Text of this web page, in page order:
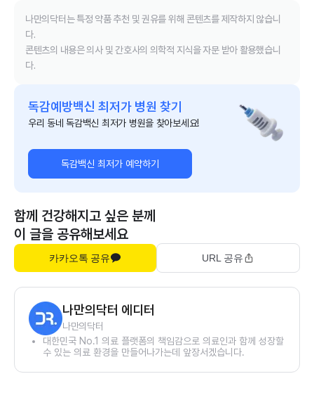
나만의닥터는 특정 약품 추천 및 권유를 위해 콘텐츠를 제작하지 않습니
다.
콘텐츠의 내용은 의사 및 간호사의 의학적 지식을 자문 받아 활용했습니
다.
독감예방백신 최저가 병원 찾기
우리 동네 독감백신 최저가 병원을 찾아보세요!
독감백신 최저가 예약하기
함께 건강해지고 싶은 분께
이 글을 공유해보세요
카카오톡 공유 URL 공유
나만의닥터 에디터
나만의닥터
대한민국 No.1 의료 플랫폼의 책임감으로 의료인과 함께 성장할
수 있는 의료 환경을 만들어나가는데 앞장서겠습니다.